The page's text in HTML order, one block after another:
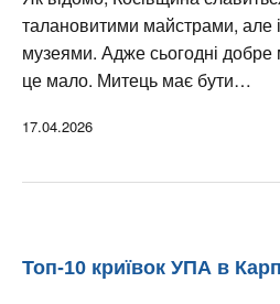
талановитими майстрами, але
музеями. Адже сьогодні добре
це мало. Митець має бути…
17.04.2026
Топ-10 криївок УПА в